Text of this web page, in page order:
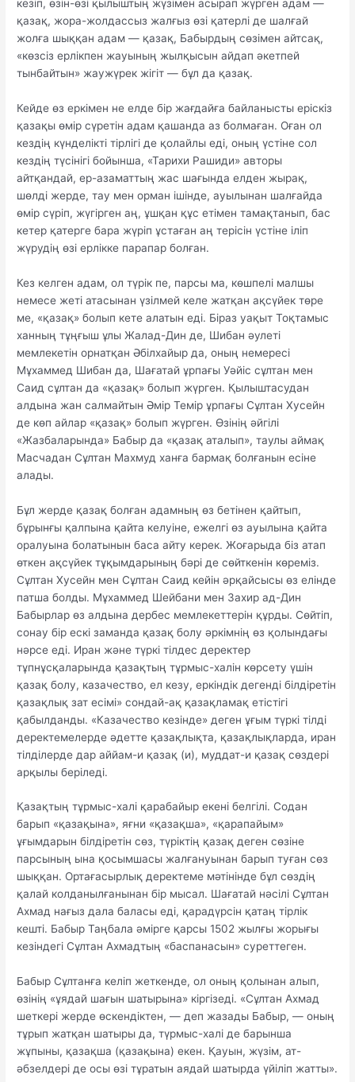
кезіп, өзін-өзі қылыштың жүзімен асырап жүрген адам —
қазақ, жора-жолдассыз жалғыз өзі қатерлі де шалғай
жолға шыққан адам — қазақ, Бабырдың сөзімен айтсақ,
«көзсіз ерлікпен жауының жылқысын айдап әкетпей
тынбайтын» жаужүрек жігіт — бұл да қазақ.
Кейде өз еркімен не елде бір жағдайға байланысты еріскіз
қазақы өмір сүретін адам қашанда аз болмаған. Оған ол
кездің күнделікті тірлігі де қолайлы еді, оның үстіне сол
кездің түсінігі бойынша, «Тарихи Рашиди» авторы
айтқандай, ер-азаматтың жас шағында елден жырақ,
шөлді жерде, тау мен орман ішінде, ауылынан шалғайда
өмір сүріп, жүгірген аң, ұшқан құс етімен тамақтанып, бас
кетер қатерге бара жүріп ұстаған аң терісін үстіне іліп
жүрудің өзі ерлікке парапар болған.
Кез келген адам, ол түрік пе, парсы ма, көшпелі малшы
немесе жеті атасынан үзілмей келе жатқан ақсүйек төре
ме, «қазақ» болып кете алатын еді. Біраз уақыт Тоқтамыс
ханның тұңғыш ұлы Жалад-Дин де, Шибан әулеті
мемлекетін орнатқан Әбілхайыр да, оның немересі
Мұхаммед Шибан да, Шағатай ұрпағы Уәйіс сұлтан мен
Саид сұлтан да «қазақ» болып жүрген. Қылыштасудан
алдына жан салмайтын Әмір Темір ұрпағы Сұлтан Хусейн
де көп айлар «қазақ» болып жүрген. Өзінің әйгілі
«Жазбаларында» Бабыр да «қазақ аталып», таулы аймақ
Масчадан Сұлтан Махмуд ханға бармақ болғанын есіне
алады.
Бұл жерде қазақ болған адамның өз бетінен қайтып,
бұрынғы қалпына қайта келуіне, ежелгі өз ауылына қайта
оралуына болатынын баса айту керек. Жоғарыда біз атап
өткен ақсүйек тұқымдарының бәрі де сөйткенін көреміз.
Сұлтан Хусейн мен Сұлтан Саид кейін әрқайсысы өз елінде
патша болды. Мұхаммед Шейбани мен Захир ад-Дин
Бабырлар өз алдына дербес мемлекеттерін құрды. Сөйтіп,
сонау бір ескі заманда қазақ болу әркімнің өз қолындағы
нәрсе еді. Иран және түркі тілдес деректер
тұпнұсқаларында қазақтың тұрмыс-халін көрсету үшін
қазақ болу, казачество, ел кезу, еркіндік дегенді білдіретін
қазақлық зат есімі» сондай-ақ қазақламақ етістігі
қабылданды. «Казачество кезінде» деген ұғым түркі тілді
деректемелерде әдетте қазақлықта, қазақлықларда, иран
тілділерде дар аййам-и қазақ (и), муддат-и қазақ сөздері
арқылы беріледі.
Қазақтың тұрмыс-халі қарабайыр екені белгілі. Содан
барып «қазақына», яғни «қазақша», «қарапайым»
ұғымдарын білдіретін сөз, түріктің қазақ деген сөзіне
парсының ына қосымшасы жалғануынан барып туған сөз
шыққан. Ортағасырлық деректеме мәтінінде бұл сөздің
қалай колданылғанынан бір мысал. Шағатай нәсілі Сұлтан
Ахмад нағыз дала баласы еді, қарадүрсін қатаң тірлік
кешті. Бабыр Таңбала әмірге қарсы 1502 жылғы жорығы
кезіндегі Сұлтан Ахмадтың «баспанасын» суреттеген.
Бабыр Сұлтанға келіп жеткенде, ол оның қолынан алып,
өзінің «ұядай шағын шатырына» кіргізеді. «Сұлтан Ахмад
шеткері жерде өскендіктен, — деп жазады Бабыр, — оның
тұрып жатқан шатыры да, түрмыс-халі де барынша
жұпыны, қазақша (қазақына) екен. Қауын, жүзім, ат-
әбзелдері де осы өзі тұратын аядай шатырда үйіліп жатты».